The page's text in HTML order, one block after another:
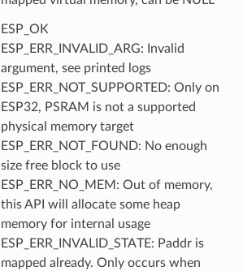
ESP_OK
ESP_ERR_INVALID_ARG: Invalid
argument, see printed logs
ESP_ERR_NOT_SUPPORTED: Only on
ESP32, PSRAM is not a supported
physical memory target
ESP_ERR_NOT_FOUND: No enough
size free block to use
ESP_ERR_NO_MEM: Out of memory,
this API will allocate some heap
memory for internal usage
ESP_ERR_INVALID_STATE: Paddr is
mapped already. Only occurs when